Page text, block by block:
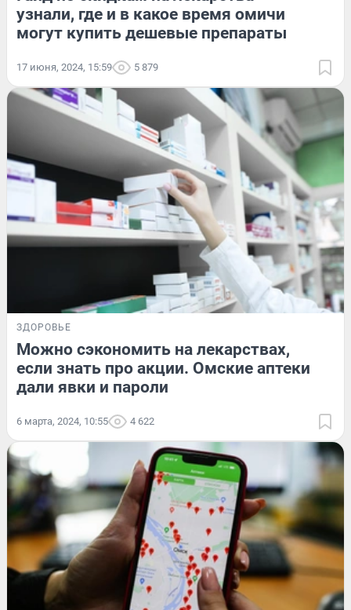
узнали, где и в какое время омичи
могут купить дешевые препараты
17 июня, 2024, 15:59 5 879
ЗДОРОВЬЕ
Можно сэкономить на лекарствах,
если знать про акции. Омские аптеки
дали явки и пароли
6 марта, 2024, 10:55 4 622